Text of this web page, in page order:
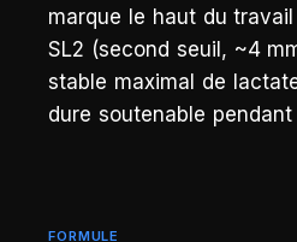
marque le haut du
SL2 (second seuil, ~4
stable maximal de
dure soutenable
FORMULE